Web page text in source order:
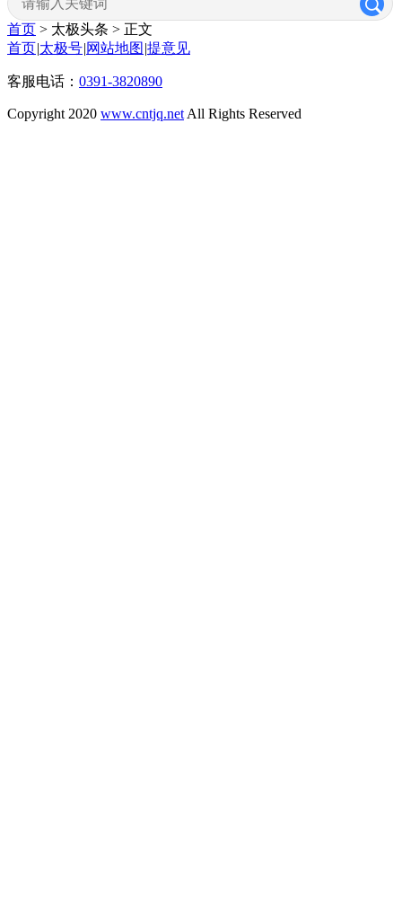
首页 > 太极头条 > 正文
首页|太极号|网站地图 |提意见
客服电话： 0391-3820890
Copyright 2020 www.cntjq.net All Rights Reserved